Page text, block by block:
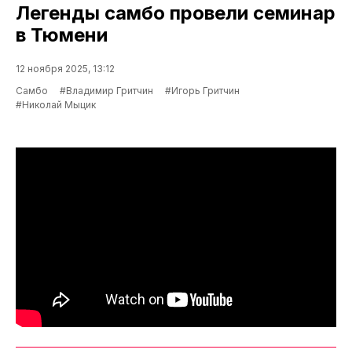
Легенды самбо провели семинар
в Тюмени
12 ноября 2025, 13:12
Самбо
#Владимир Гритчин
#Игорь Гритчин
#Николай Мыцик